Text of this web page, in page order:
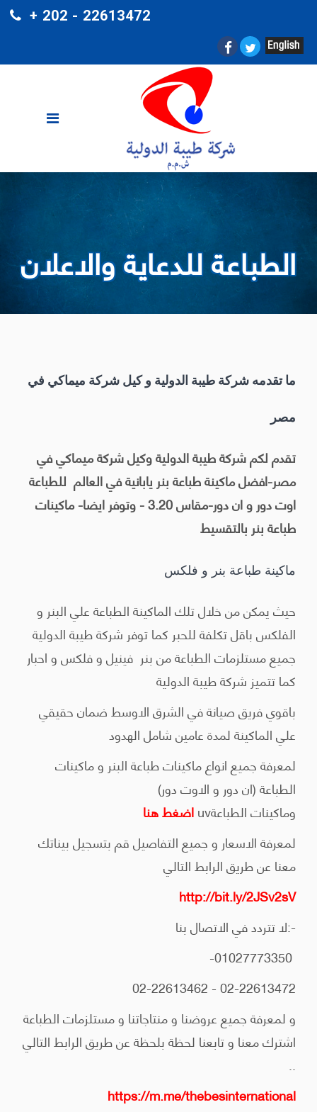
+ 202 - 22613472
الطباعة للدعاية والاعلان
ما تقدمه شركة طيبة الدولية و كيل شركة ميماكي في
مصر
تقدم لكم شركة طيبة الدولية وكيل شركة ميماكي في
مصر-افضل ماكينة طباعة بنر يابانية في العالم للطباعة
اوت دور و ان دور-مقاس 3.20 - وتوفر ايضا- ماكينات
طباعة بنر بالتقسيط
ماكينة طباعة بنر و فلكس
حيث يمكن من خلال تلك الماكينة الطباعة علي البنر و
الفلكس باقل تكلفة للحبر كما توفر شركة طيبة الدولية
جميع مستلزمات الطباعة من بنر فينيل و فلكس و احبار
كما تتميز شركة طيبة الدولية
باقوي فريق صيانة في الشرق الاوسط ضمان حقيقي
علي الماكينة لمدة عامين شامل الهدود
لمعرفة جميع انواع ماكينات طباعة البنر و ماكينات
الطباعة (ان دور و الاوت دور)
وماكينات الطباعةuv
اضغطهنا
لمعرفة الاسعار و جميع التفاصيل قم بتسجيل بيناتك
معنا عن طريق الرابط التالي
http://bit.ly/2JSv2sV
-:لا تتردد في الاتصال بنا
02-22613472 - 02-22613462
و لمعرفة جميع عروضنا و منتاجاتنا و مستلزمات الطباعة
اشترك معنا و تابعنا لحظة بلحظة عن طريق الرابط التالي
..
https://m.me/thebesinternational